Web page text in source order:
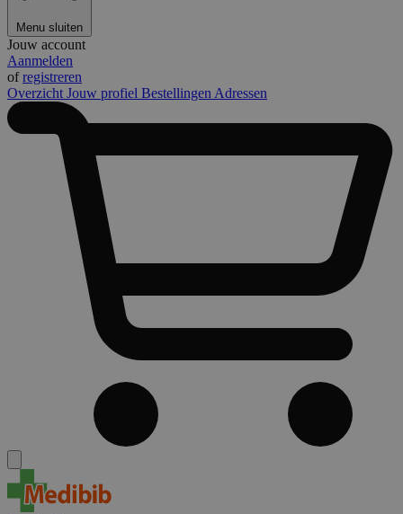
Menu sluiten
Jouw account
Aanmelden
ofregistreren
Overzicht Jouw profiel Bestellingen Adressen